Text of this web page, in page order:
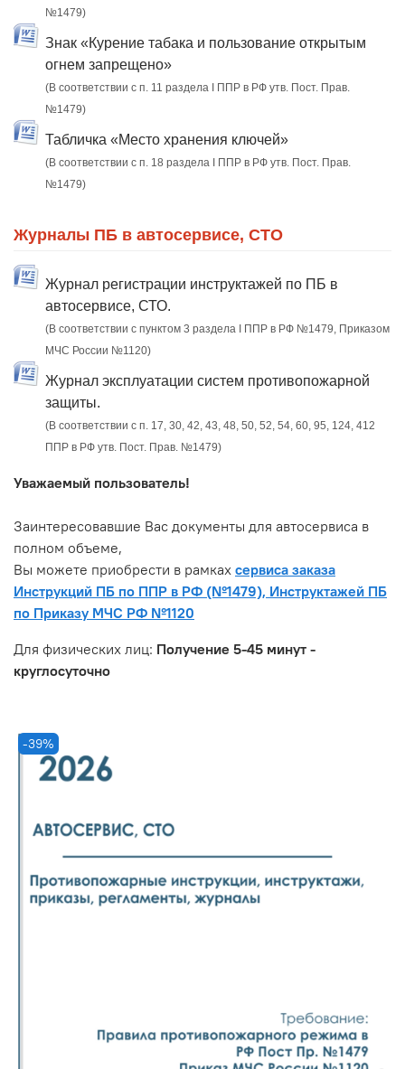
№1479)
Знак «Курение табака и пользование открытым
огнем запрещено»
(В соответствии с п. 11 раздела I ППР в РФ утв. Пост. Прав.
№1479)
Табличка «Место хранения ключей»
(В соответствии с п. 18 раздела I ППР в РФ утв. Пост. Прав.
№1479)
Журналы ПБ в автосервисе, СТО
Журнал регистрации инструктажей по ПБ в
автосервисе, СТО.
(В соответствии с пунктом 3 раздела I ППР в РФ №1479, Приказом
МЧС России №1120)
Журнал эксплуатации систем противопожарной
защиты.
(В соответствии с п. 17, 30, 42, 43, 48, 50, 52, 54, 60, 95, 124, 412
ППР в РФ утв. Пост. Прав. №1479)
Уважаемый пользователь!
Заинтересовавшие Вас документы для автосервиса в
полном объеме,
Вы можете приобрести в рамках сервиса заказа
Инструкций ПБ по ППР в РФ (№1479), Инструктажей ПБ
по Приказу МЧС РФ №1120
Для физических лиц: Получение 5-45 минут -
круглосуточно
-39%